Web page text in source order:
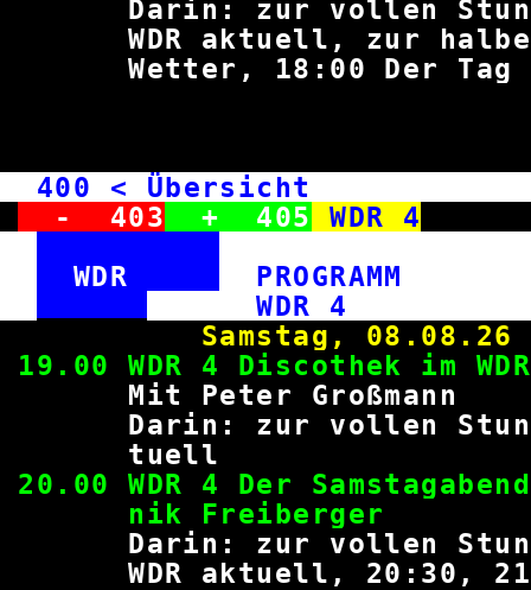
Darin: zur vollen
WDR aktuell, zur
Wetter, 18:00 Der Tag
400 < Übersicht
- 403 + 405
WDR 4
WDR
PROGRAMM
Samstag,
19.00 WDR 4
Mit Peter
Darin: zur vollen
20.00 WDR 4 Der
nik
Darin: zur vollen
WDR aktuell, 20:30,